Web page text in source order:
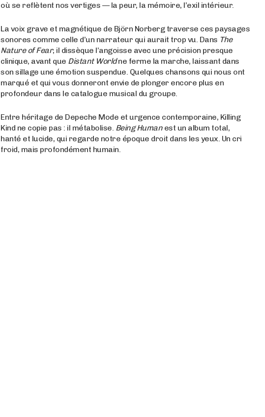
où se reflètent nos vertiges — la peur, la mémoire, l’exil intérieur.
La voix grave et magnétique de Björn Norberg traverse ces paysages
sonores comme celle d’un narrateur qui aurait trop vu. Dans The
Nature of Fear, il dissèque l’angoisse avec une précision presque
clinique, avant que Distant Worldne ferme la marche, laissant dans
son sillage une émotion suspendue. Quelques chansons qui nous ont
marqué et qui vous donneront envie de plonger encore plus en
profondeur dans le catalogue musical du groupe.
Entre héritage de Depeche Mode et urgence contemporaine, Killing
Kind ne copie pas : il métabolise. Being Humanest un album total,
hanté et lucide, qui regarde notre époque droit dans les yeux. Un cri
froid, mais profondément humain.